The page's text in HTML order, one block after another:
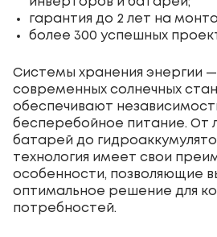
гарантия до 2 лет на
более 300 успешных
Системы хранения энергии
современных солнечных
обеспечивают
бесперебойное питание. От
батарей до
технология имеет свои
особенности, позволяющие
оптимальное решение для
потребностей.